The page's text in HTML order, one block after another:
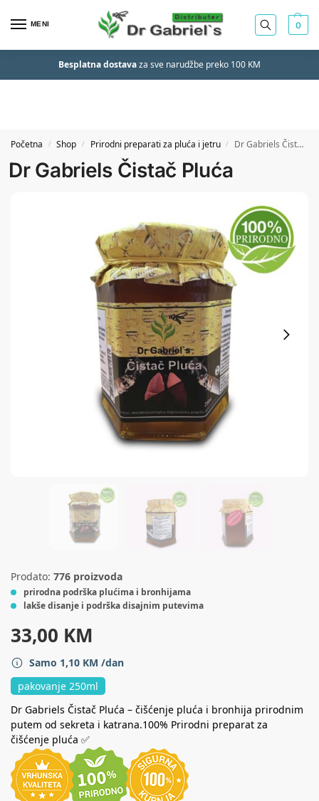
MENI 0
Besplatna dostavaza sve narudžbe preko 100 KM
Početna / Shop / Prirodni preparati za pluća i jetru / Dr Gabriels Čistač Pluća
Dr Gabriels Čistač Pluća
Prodato: 776 proizvoda
prirodna podrška plućima i bronhijama
lakše disanje i podrška disajnim putevima
33,00 KM
Samo 1,10 KM /dan
pakovanje 250ml
Dr Gabriels Čistač Pluća – čišćenje pluća i bronhija prirodnim
putem od sekreta i katrana.100% Prirodni preparat za
čišćenje pluća ✅